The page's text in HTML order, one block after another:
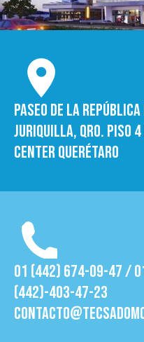
Paseo de la República
Juriquilla, Qro. Piso
Center Querétaro
01 (442) 674-09-47 /
(442)-403-47-23